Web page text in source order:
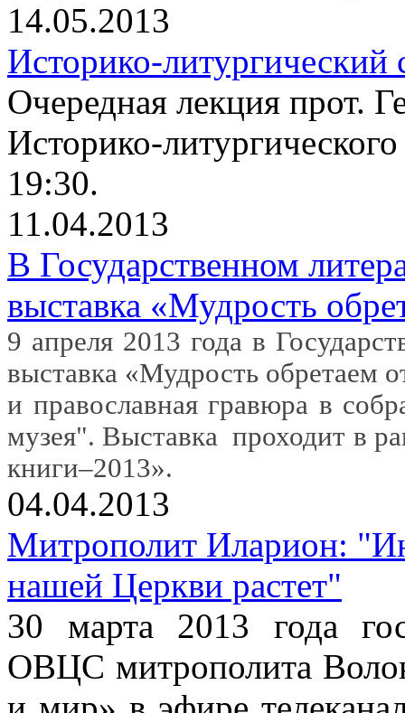
14.05.2013
Историко-литургический
Очередная лекция прот.
Историко-
19:30.
11.04.2013
В Государственном
выставка «Мудрость
9 апреля 2013 года в
выставка «Мудрость обретаем
и православная гравюра в
музея". Выставка проходит в
книги–2013».
04.04.2013
Митрополит Иларион:
нашей Церкви растет"
30 марта 2013 года
ОВЦС митрополита